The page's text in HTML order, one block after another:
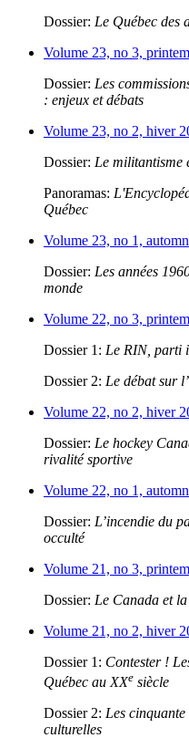
Dossier: Le Québec des
Volume 23, no 3,
Dossier: Les
: enjeux et débats
Volume 23, no 2, hiver
Dossier: Le militantisme
Panoramas:
Québec
Volume 23, no 1,
Dossier: Les années
monde
Volume 22, no 3,
Dossier 1: Le RIN, parti
Dossier 2: Le débat sur
Volume 22, no 2, hiver
Dossier: Le hockey
rivalité sportive
Volume 22, no 1,
Dossier: L’incendie du
occulté
Volume 21, no 3,
Dossier: Le Canada et
Volume 21, no 2, hiver
Dossier 1: Contester !
Québec au XXe siècle
Dossier 2: Les
culturelles